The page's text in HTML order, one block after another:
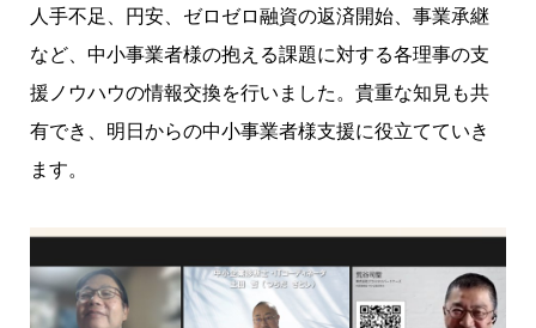
人手不足、円安、ゼロゼロ融資の返済開始、事業承継
など、中小事業者様の抱える課題に対する各理事の支
援ノウハウの情報交換を行いました。貴重な知見も共
有でき、明日からの中小事業者様支援に役立てていき
ます。